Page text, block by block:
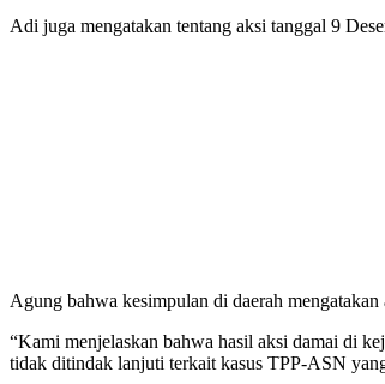
Adi juga mengatakan tentang aksi tanggal 9
Agung bahwa kesimpulan di daerah
“Kami menjelaskan bahwa hasil aksi damai di
tidak ditindak lanjuti terkait kasus TPP-ASN